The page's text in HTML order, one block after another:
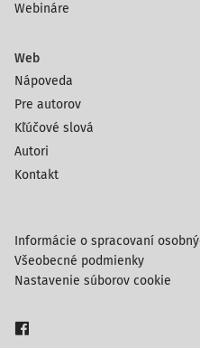
Webináre
Web
Nápoveda
Pre autorov
Kľúčové slová
Autori
Kontakt
Informácie o spracovaní
Všeobecné podmienky
Nastavenie súborov cookie